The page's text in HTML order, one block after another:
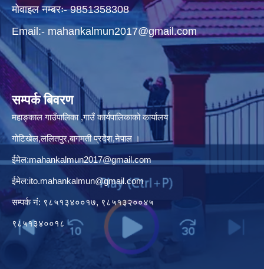
मोवाइल नम्बरः- 9851358308
Email:- mahankalmun2017@gmail.com
सम्पर्क बिवरण
महाङ्काल गाउँपालिका ,गाउँ कार्यपालिकाको कार्यालय
गोटिखेल,ललितपुर,बागमती प्रदेश,नेपाल ।
ईमेल:mahankalmun2017@gmail.com
ईमेल:ito.mahankalmun@gmail.com
सम्पर्क नं: ९८५१३४००१७, ९८५१३२००४५
९८५१३४००१८